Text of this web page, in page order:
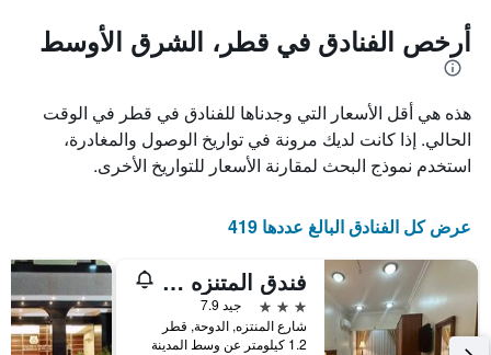
أرخص الفنادق في قطر، الشرق الأوسط
هذه هي أقل الأسعار التي وجدناها للفنادق في قطر في الوقت
الحالي. إذا كانت لديك مرونة في تواريخ الوصول والمغادرة،
استخدم نموذج البحث لمقارنة الأسعار للتواريخ الأخرى.
عرض كل الفنادق البالغ عددها 419
فندق المتنزه بلازا
3 نجوم
جيد 7.9
شارع المنتزه, الدوحة, قطر
1.2 كيلومتر عن وسط المدينة